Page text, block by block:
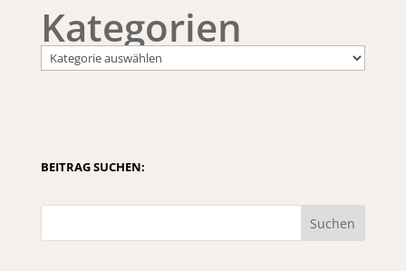
Kategorien
BEITRAG SUCHEN:
Suchen